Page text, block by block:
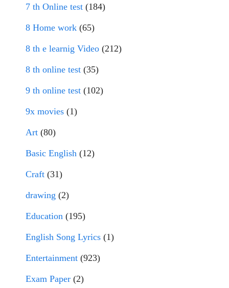
7 th Online test (184)
8 Home work (65)
8 th e learnig Video (212)
8 th online test (35)
9 th online test (102)
9x movies (1)
Art (80)
Basic English (12)
Craft (31)
drawing (2)
Education (195)
English Song Lyrics (1)
Entertainment (923)
Exam Paper (2)